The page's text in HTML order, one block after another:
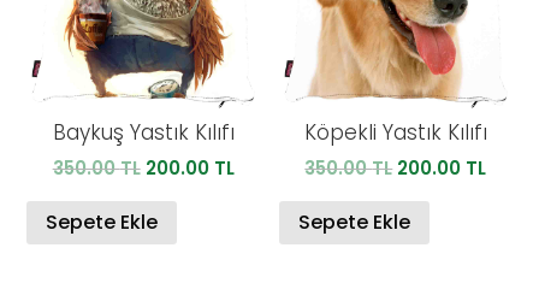
Baykuş Yastık Kılıfı
350.00TL Orijinal
350.00 TL.
200.00 TLŞu
200.00 TL.
Sepete Ekle
Köpekli Yastık Kılıfı
350.00TL Orijinal
350.00 TL.
200.00 TLŞu
Sepete Ekle